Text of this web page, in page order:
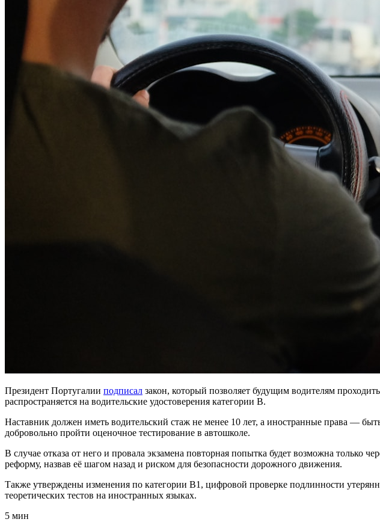
Президент Португалии подписал закон, который позволяет будущим водителям
распространяется на водительские удостоверения категории B.
Наставник должен иметь водительский стаж не менее 10 лет, а иностранные права —
добровольно пройти оценочное тестирование в автошколе.
В случае отказа от него и провала экзамена повторная попытка будет возможна только
реформу, назвав её шагом назад и риском для безопасности дорожного движения.
Также утверждены изменения по категории B1, цифровой проверке подлинности
теоретических тестов на иностранных языках.
5 мин